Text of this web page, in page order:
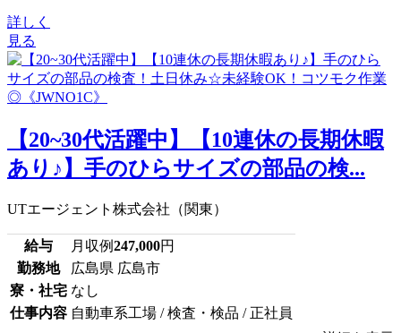
詳しく
見る
【20~30代活躍中】【10連休の長期休暇
あり♪】手のひらサイズの部品の検...
UTエージェント株式会社（関東）
給与 月収例247,000円
勤務地
広島県 広島市
寮・社宅 なし
仕事内容 自動車系工場 / 検査・検品 / 正社員